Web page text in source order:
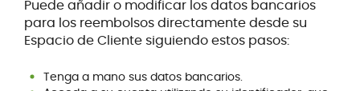
Puede añadir o modificar los datos bancarios
para los reembolsos directamente desde su
Espacio de Cliente siguiendo estos pasos:
Tenga a mano sus datos bancarios.